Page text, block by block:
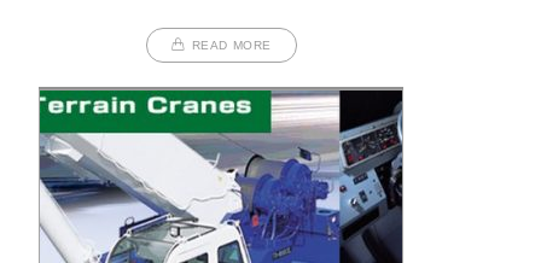
READ MORE